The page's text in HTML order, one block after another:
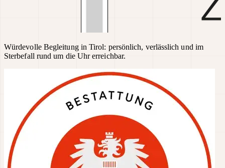
Würdevolle Begleitung in Tirol: persönlich, verlässlich und im
Sterbefall rund um die Uhr erreichbar.